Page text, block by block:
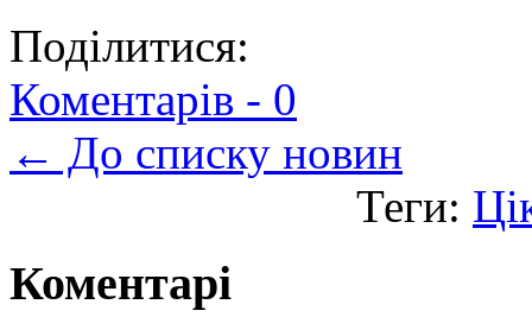
Поділитися:
Коментарів - 0
← До списку новин
Теги:
Коментарі